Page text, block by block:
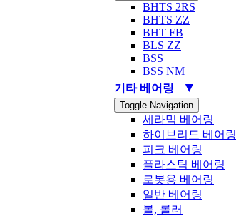
BHTS 2RS
BHTS ZZ
BHT FB
BLS ZZ
BSS
BSS NM
기타 베어링
▼
Toggle Navigation
세라믹 베어링
하이브리드 베어링
피크 베어링
플라스틱 베어링
로봇용 베어링
일반 베어링
볼, 롤러